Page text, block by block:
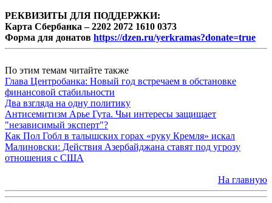
РЕКВИЗИТЫ ДЛЯ ПОДДЕРЖКИ:
Карта Сбербанка – 2202 2072 1610 0373
Форма для донатов https://dzen.ru/yerkramas?donate=true
По этим темам читайте также
Глава Центробанка: Новый год встречаем в обстановке
финансовой стабильности
Два взгляда на одну политику
Антисемитизм Арье Гута. Чьи интересы защищает
"независимый эксперт"?
Как Пол Гобл в талышских горах «руку Кремля» искал
Малиновски: Действия Азербайджана ставят под угрозу
отношения с США
На главную